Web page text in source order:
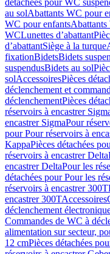
détachées pour WC
au solAbattants WC pour
WC pour enfantsAbattants
WCLunettes d’abattant
d’abattantSiège à la turque
fixationBidetsBidets
suspendusBidets au sol
solAccessoiresPièces
déclenchement et
déclenchementPièces
réservoirs à encastrer
encastrer SigmaPour
pour Pour réservoirs à
KappaPièces détachées
réservoirs à encastrer Delta
encastrer DeltaPour les
détachées pour Pour les
réservoirs à encastrer 300T
encastrer 300TAccessoires
déclenchement
Commandes de WC à
alimentation sur secteur,
12 cmPièces détachées